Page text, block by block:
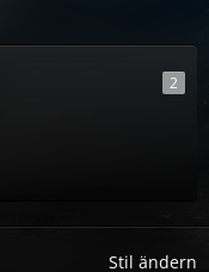
2
Stil ändern